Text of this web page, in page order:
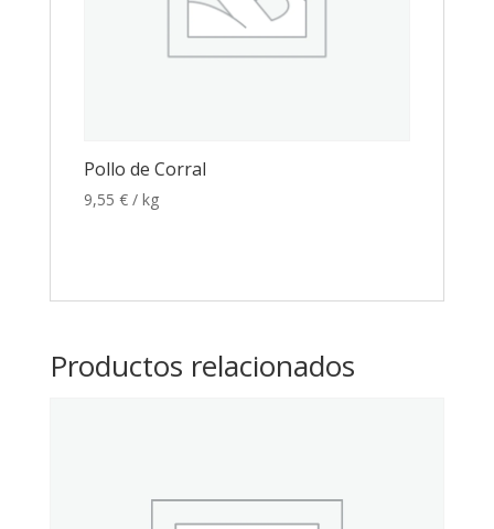
Pollo de Corral
9,55 € / kg
Productos relacionados